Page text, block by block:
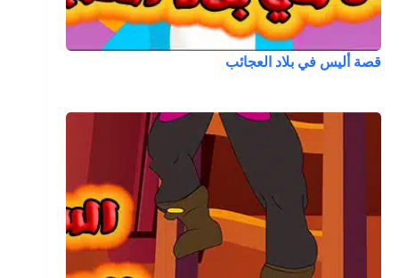
قصة أليس في بلاد العجائب